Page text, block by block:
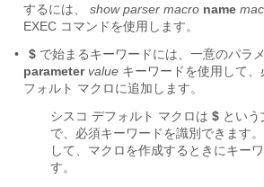
するには、
show parser macro name
EXEC コマンドを使用します。
•
$ で始まるキーワードには、一意のパラ
parameter value キーワードを使用して
フォルト マクロに追加します。
シスコ デフォルト マクロは $ とい
で、必須キーワードを識別できます。
して、マクロを作成するときにキー
す。